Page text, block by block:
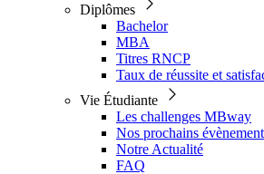
Diplômes
Bachelor
MBA
Titres RNCP
Taux de réussite et
Vie Étudiante
Les challenges MBway
Nos prochains
Notre Actualité
FAQ